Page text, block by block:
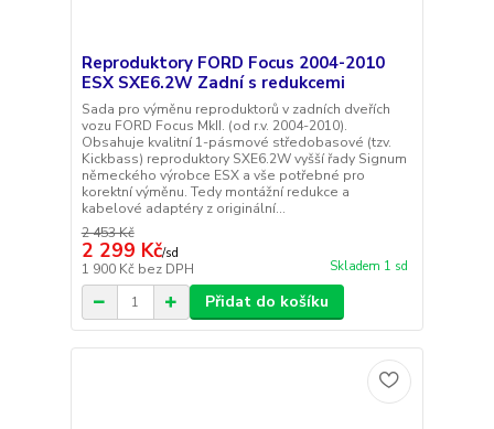
Reproduktory FORD Focus 2004-2010
ESX SXE6.2W Zadní s redukcemi
Sada pro výměnu reproduktorů v zadních dveřích
vozu FORD Focus MkII. (od r.v. 2004-2010).
Obsahuje kvalitní 1-pásmové středobasové (tzv.
Kickbass) reproduktory SXE6.2W vyšší řady Signum
německého výrobce ESX a vše potřebné pro
korektní výměnu. Tedy montážní redukce a
kabelové adaptéry z originální...
2 453 Kč
2 299 Kč/sd
1 900 Kč bez DPH Skladem 1 sd
Přidat do košíku